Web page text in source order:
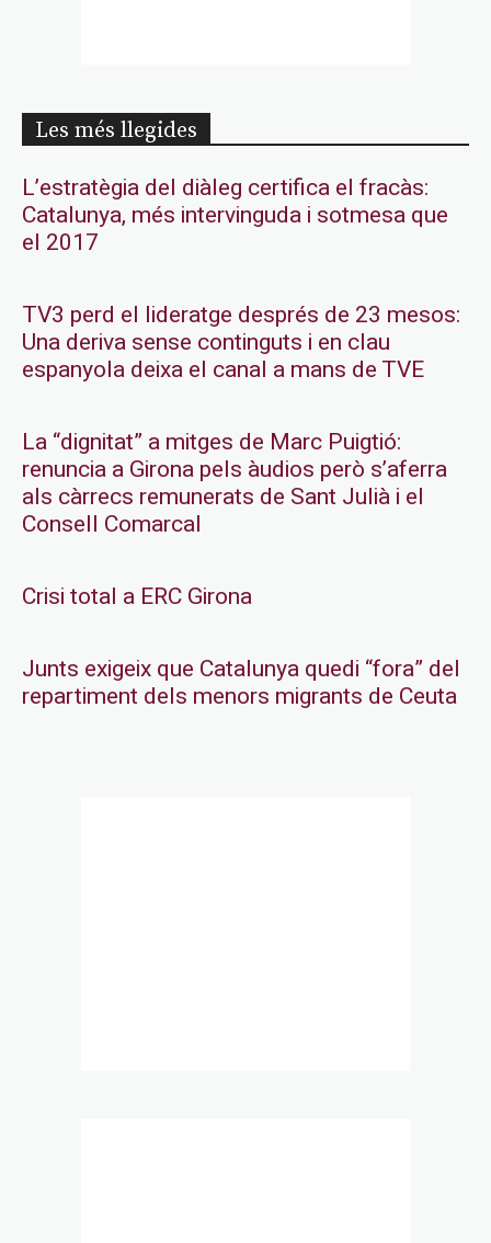
Les més llegides
L’estratègia del diàleg certifica el fracàs:
Catalunya, més intervinguda i sotmesa que
el 2017
TV3 perd el lideratge després de 23 mesos:
Una deriva sense continguts i en clau
espanyola deixa el canal a mans de TVE
La “dignitat” a mitges de Marc Puigtió:
renuncia a Girona pels àudios però s’aferra
als càrrecs remunerats de Sant Julià i el
Consell Comarcal
Crisi total a ERC Girona
Junts exigeix que Catalunya quedi “fora” del
repartiment dels menors migrants de Ceuta